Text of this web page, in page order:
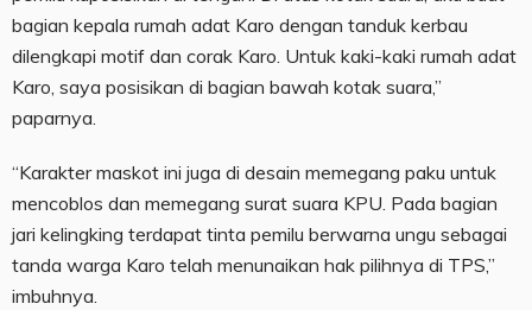
bagian kepala rumah adat Karo dengan tanduk kerbau
dilengkapi motif dan corak Karo. Untuk kaki-kaki rumah adat
Karo, saya posisikan di bagian bawah kotak suara,”
paparnya.
“Karakter maskot ini juga di desain memegang paku untuk
mencoblos dan memegang surat suara KPU. Pada bagian
jari kelingking terdapat tinta pemilu berwarna ungu sebagai
tanda warga Karo telah menunaikan hak pilihnya di TPS,”
imbuhnya.